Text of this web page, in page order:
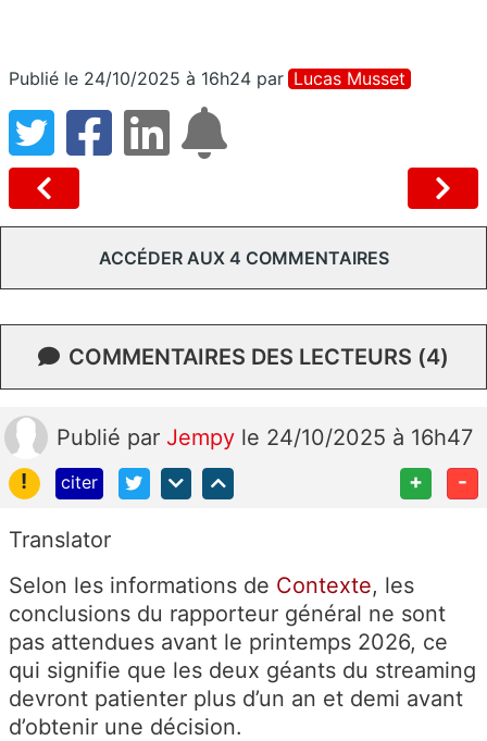
Publié le 24/10/2025 à 16h24 par Lucas Musset
ACCÉDER AUX 4 COMMENTAIRES
COMMENTAIRES DES LECTEURS (4)
Publié par Jempy le 24/10/2025 à 16h47
!
citer + -
Translator
Selon les informations de Contexte, les
conclusions du rapporteur général ne sont
pas attendues avant le printemps 2026, ce
qui signifie que les deux géants du streaming
devront patienter plus d’un an et demi avant
d’obtenir une décision.